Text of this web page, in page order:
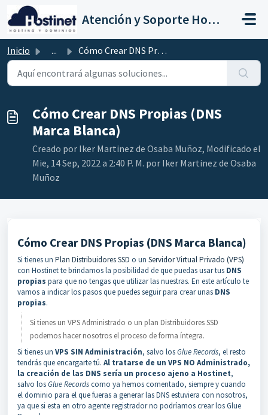
Saltar al contenido principal
Atención y Soporte Hostinet
Inicio ... Cómo Crear DNS Propias (DNS Marca Blanca)
Cómo Crear DNS Propias (DNS
Marca Blanca)
Creado por Iker Martinez de Osaba Muñoz, Modificado el
Mie, 14 Sep, 2022 a 2:40 P. M. por Iker Martinez de Osaba
Muñoz
Cómo Crear DNS Propias (DNS Marca Blanca)
Si tienes un Plan Distribuidores SSD o un Servidor Virtual Privado (VPS)
con Hostinet te brindamos la posibilidad de que puedas usar tus DNS
propias para que no tengas que utilizar las nuestras. En este artículo te
vamos a indicar los pasos que puedes seguir para crear unas DNS
propias.
Si tienes un VPS Administrado o un plan Distribuidores SSD
podemos hacer nosotros el proceso de forma íntegra.
Si tienes un VPS SIN Administración, salvo losGlue Records, el resto
tendrás que encargarte tú. Al tratarse de un VPS NO Administrado,
la creación de las DNS sería un proceso ajeno a Hostinet,
salvo losGlue Recordscomo ya hemos comentado, siempre y cuando
el dominio para el que fueras a generar las DNS estuviera con nosotros,
ya que si esta en otro agente registrador no podríamos crear los Glue